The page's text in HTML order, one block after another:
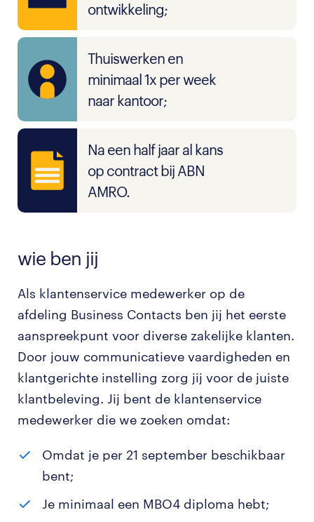
ontwikkeling;
Thuiswerken en
minimaal 1x per week
naar kantoor;
Na een half jaar al kans
op contract bij ABN
AMRO.
wie ben jij
Als klantenservice medewerker op de
afdeling Business Contacts ben jij het eerste
aanspreekpunt voor diverse zakelijke klanten.
Door jouw communicatieve vaardigheden en
klantgerichte instelling zorg jij voor de juiste
klantbeleving. Jij bent de klantenservice
medewerker die we zoeken omdat:
Omdat je per 21 september beschikbaar
bent;
Je minimaal een MBO4 diploma hebt;